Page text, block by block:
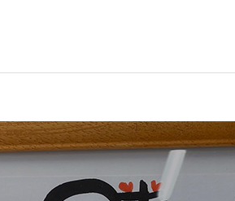
中川式ストレッチ